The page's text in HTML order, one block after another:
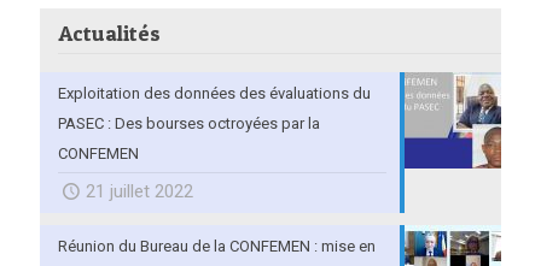
Actualités
Exploitation des données des évaluations du
PASEC : Des bourses octroyées par la
CONFEMEN
21 juillet 2022
Réunion du Bureau de la CONFEMEN : mise en